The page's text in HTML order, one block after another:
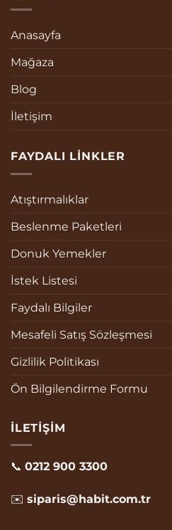
Anasayfa
Mağaza
Blog
İletişim
FAYDALI LINKLER
Atıştırmalıklar
Beslenme Paketleri
Donuk Yemekler
İstek Listesi
Faydalı Bilgiler
Mesafeli Satış Sözleşmesi
Gizlilik Politikası
Ön Bilgilendirme Formu
İLETIŞIM
📞 0212 900 3300
✉️ siparis@habit.com.tr